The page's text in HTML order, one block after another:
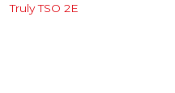
Truly TSO 2E